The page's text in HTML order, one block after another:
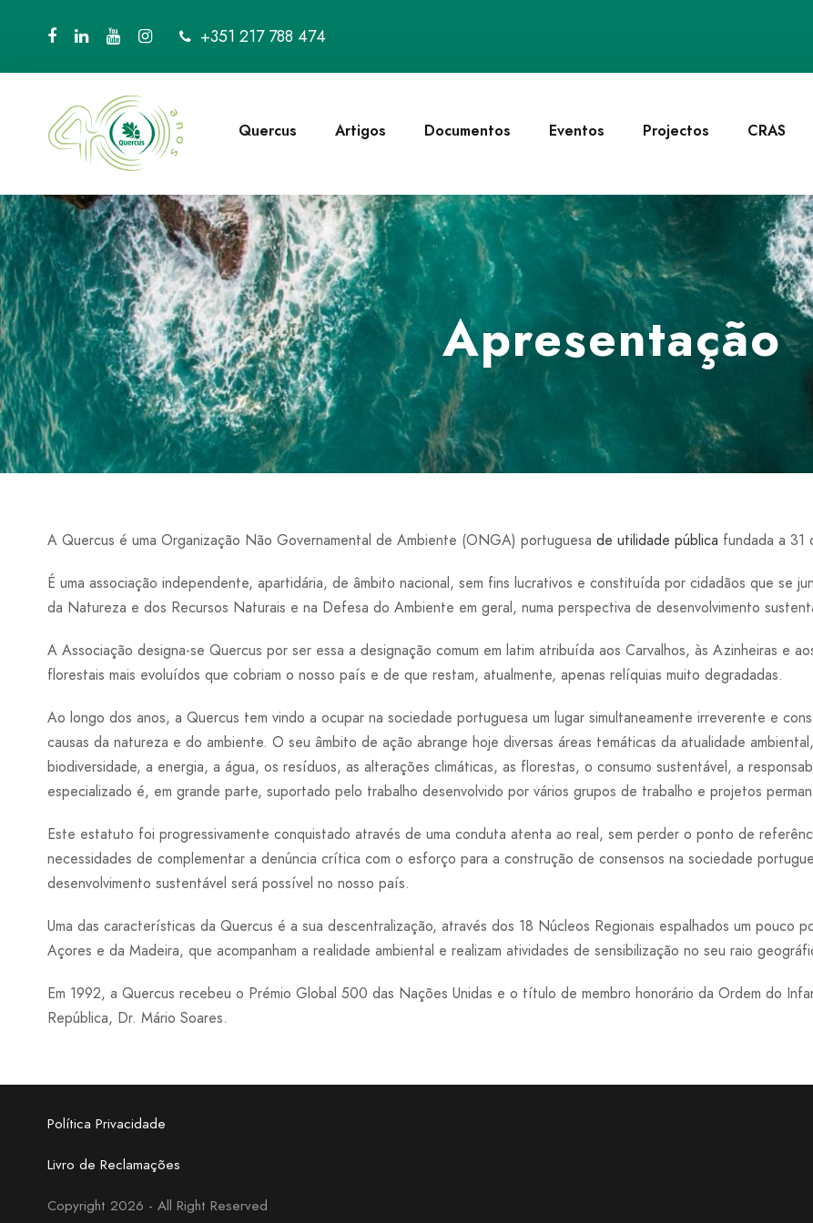
+351 217 788 474
Quercus Artigos Documentos Eventos Projectos CRAS
Apresentação
A Quercus é uma Organização Não Governamental de Ambiente (ONGA) portuguesa de utilidade pública fundada a 31
É uma associação independente, apartidária, de âmbito nacional, sem fins lucrativos e constituída por cidadãos que se
da Natureza e dos Recursos Naturais e na Defesa do Ambiente em geral, numa perspectiva de desenvolvimento
A Associação designa-se Quercus por ser essa a designação comum em latim atribuída aos Carvalhos, às Azinheiras e
florestais mais evoluídos que cobriam o nosso país e de que restam, atualmente, apenas relíquias muito degradadas.
Ao longo dos anos, a Quercus tem vindo a ocupar na sociedade portuguesa um lugar simultaneamente irreverente e
causas da natureza e do ambiente. O seu âmbito de ação abrange hoje diversas áreas temáticas da atualidade
biodiversidade, a energia, a água, os resíduos, as alterações climáticas, as florestas, o consumo sustentável, a
especializado é, em grande parte, suportado pelo trabalho desenvolvido por vários grupos de trabalho e projetos
Este estatuto foi progressivamente conquistado através de uma conduta atenta ao real, sem perder o ponto de
necessidades de complementar a denúncia crítica com o esforço para a construção de consensos na sociedade
desenvolvimento sustentável será possível no nosso país.
Uma das características da Quercus é a sua descentralização, através dos 18 Núcleos Regionais espalhados um pouco
Açores e da Madeira, que acompanham a realidade ambiental e realizam atividades de sensibilização no seu raio
Em 1992, a Quercus recebeu o Prémio Global 500 das Nações Unidas e o título de membro honorário da Ordem do
República, Dr. Mário Soares.
Política Privacidade
Livro de Reclamações
Copyright 2026 - All Right Reserved